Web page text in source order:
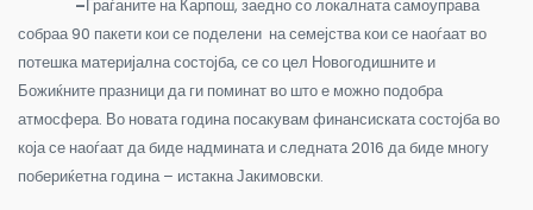
–Граѓаните на Карпош, заедно со локалната самоуправа
собраа 90 пакети кои се поделени на семејства кои се наоѓаат во
потешка материјална состојба, се со цел Новогодишните и
Божиќните празници да ги поминат во што е можно подобра
атмосфера. Во новата година посакувам финансиската состојба во
која се наоѓаат да биде надмината и следната 2016 да биде многу
побериќетна година – истакна Јакимовски.